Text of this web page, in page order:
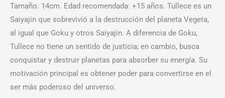
Tamaño: 14cm. Edad recomendada: +15 años. Tullece es un
Saiyajin que sobrevivió a la destrucción del planeta Vegeta,
al igual que Goku y otros Saiyajin. A diferencia de Goku,
Tullece no tiene un sentido de justicia; en cambio, busca
conquistar y destruir planetas para absorber su energía. Su
motivación principal es obtener poder para convertirse en el
ser más poderoso del universo.